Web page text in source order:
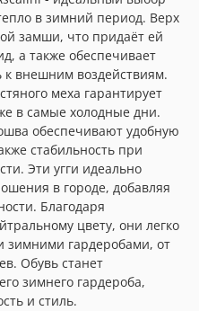
в зимний период. Верх
замши, что придаёт ей
а также обеспечивает
к внешним воздействиям.
меха гарантирует
в самые холодные дни.
обеспечивают удобную
стабильность при
Эти угги идеально
в городе, добавляя
Благодаря
цвету, они легко
зимними гардеробами, от
Обувь станет
зимнего гардероба,
и стиль.